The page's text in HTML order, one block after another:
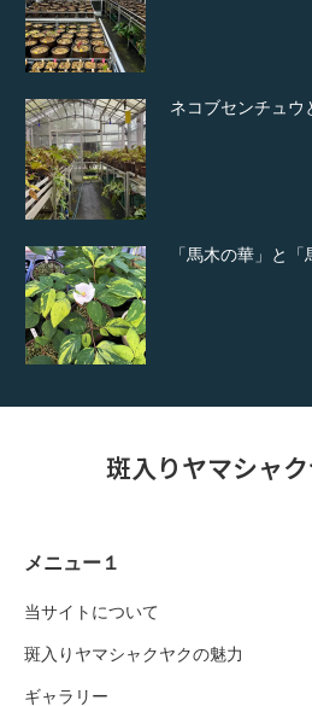
ネコブセンチュウ
「馬木の華」と「
斑入りヤマシャ
メニュー１
当サイトについて
斑入りヤマシャクヤクの魅力
ギャラリー